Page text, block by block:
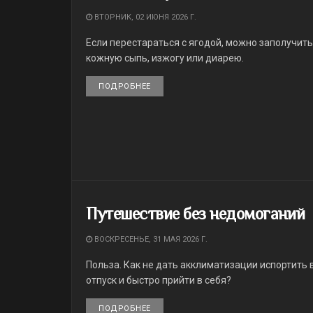
ВТОРНИК, 02 ИЮНЯ 2026 Г.
Если перестараться с ягодой, можно заполучить
кожную сыпь, изжогу или диарею.
ПОДРОБНЕЕ
Путешествие без недомоганий
ВОСКРЕСЕНЬЕ, 31 МАЯ 2026 Г.
Польза. Как не дать акклиматизации испортить
отпуск и быстро прийти в себя?
ПОДРОБНЕЕ